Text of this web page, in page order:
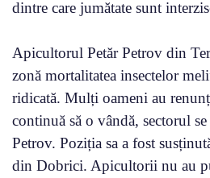
dintre care jumătate sunt
Apicultorul Petăr Petrov din
zonă mortalitatea insectelor
ridicată. Mulți oameni au
continuă să o vândă, sectorul
Petrov. Poziția sa a fost
din Dobrici. Apicultorii nu au